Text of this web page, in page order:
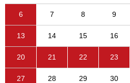
6 7 8 9
13 14 15 16
20 21 22 23
27 28 29 30